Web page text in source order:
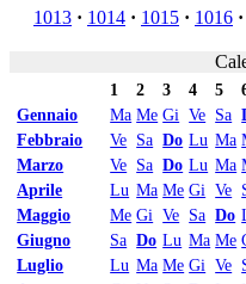
1013 · 1014 · 1015 · 1016 ·
1 2 3 4 5
Gennaio
Ma Me Gi Ve Sa
Febbraio
Ve Sa Do Lu Ma
Marzo
Ve Sa Do Lu Ma
Aprile
Lu Ma Me Gi Ve
Maggio
Me Gi Ve Sa Do
Giugno
Sa Do Lu Ma Me
Luglio
Lu Ma Me Gi Ve